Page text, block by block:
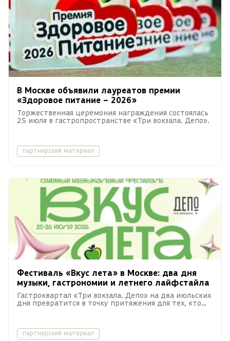
В Москве объявили лауреатов премии
«Здоровое питание – 2026»
Торжественная церемония награждения состоялась
25 июля в гастропространстве «Три вокзала. Депо».
партнерский материал
Фестиваль «Вкус лета» в Москве: два дня
музыки, гастрономии и летнего лайфстайла
Гастроквартал «Три вокзала. Депо» на два июльских
дня превратится в точку притяжения для тех, кто
партнерский материал